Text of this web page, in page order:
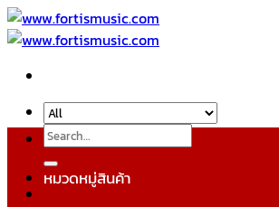
Skip
to
Search
for:
หมวดหมู่สินค้า